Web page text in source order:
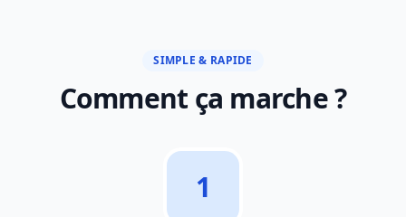
SIMPLE & RAPIDE
Comment ça marche ?
1